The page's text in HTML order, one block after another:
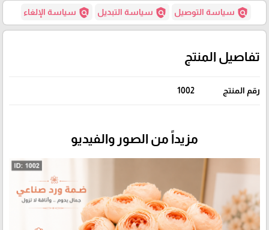
policy سياسة التوصيل policy سياسة التبديل policy سياسة الإلغاء
تفاصيل المنتج
رقم المنتج 1002
مزيداً من الصور والفيديو